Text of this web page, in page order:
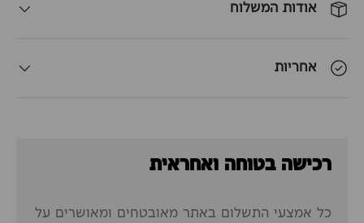
אודות המשלוח
אחריות
רכישה בטוחה ואחראית
כל אמצעי התשלום באתר מאובטחים ומאושרים על